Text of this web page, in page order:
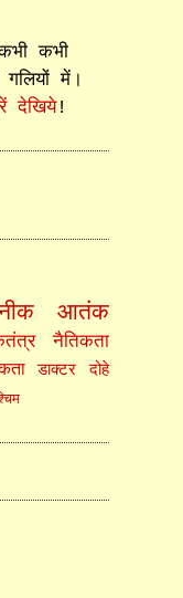
कभी
में।
देखिये!
आतंक
नैतिकता
डाक्टर
दोहे